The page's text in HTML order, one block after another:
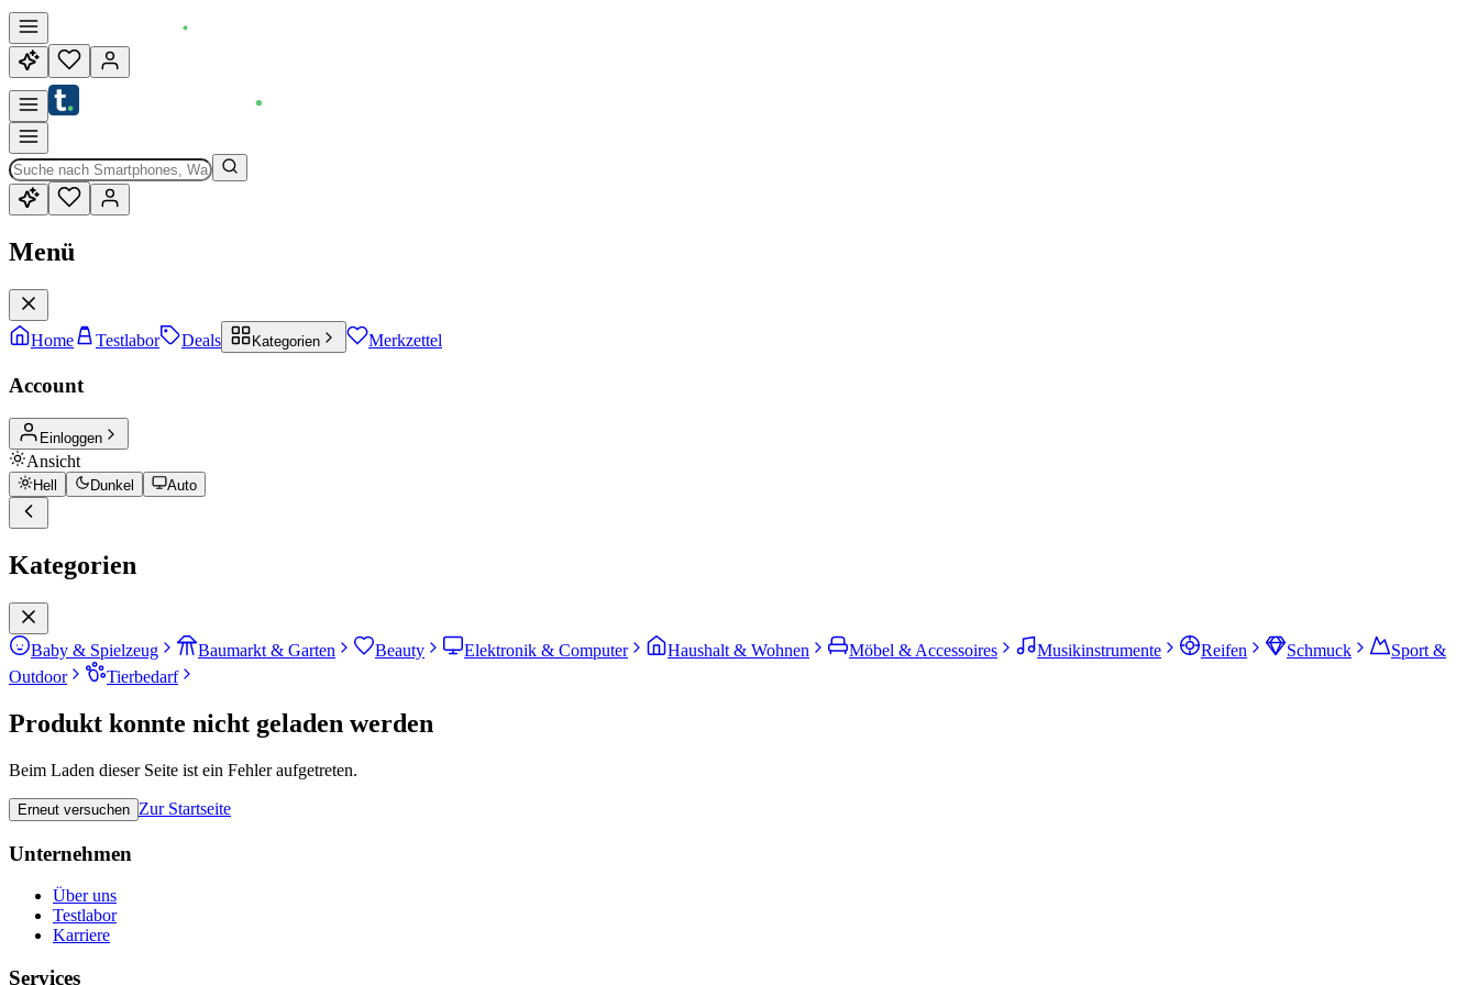
Menü
Home Testlabor Deals Kategorien Merkzettel
Account
Einloggen
Ansicht
Hell Dunkel Auto
Kategorien
Baby & Spielzeug Baumarkt & Garten Beauty Elektronik & Computer Haushalt & Wohnen Möbel & Accessoires Musikinstrumente Reifen Schmuck
Sport &
Outdoor
Tierbedarf
Produkt konnte nicht geladen werden
Beim Laden dieser Seite ist ein Fehler aufgetreten.
Erneut versuchen Zur Startseite
Unternehmen
Über uns
Testlabor
Karriere
Services